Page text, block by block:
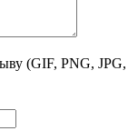
(GIF, PNG, JPG,